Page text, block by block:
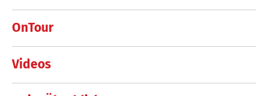
OnTour
Videos